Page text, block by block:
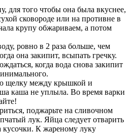
для того чтобы она была вкуснее,
сковороде или на противне в
крупу обжариваем, а потом
ровно в 2 раза больше, чем
она закипит, всыпать гречку.
когда вода снова закипит
щелку между крышкой и
каша не уплыла. Во время варки
поджарьте на сливочном
лук. Яйца следует отварить
кусочки. К жареному луку